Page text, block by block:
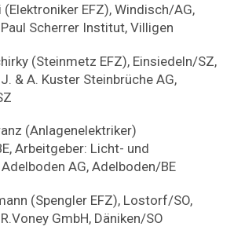
EFZ), Windisch/AG,
Scherrer Institut, Villigen
(Steinmetz EFZ), Einsiedeln/SZ,
& A. Kuster Steinbrüche AG,
(Anlagenelektriker)
Arbeitgeber: Licht- und
AG, Adelboden/BE
(Spengler EFZ), Lostorf/SO,
GmbH, Däniken/SO